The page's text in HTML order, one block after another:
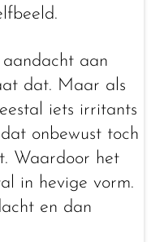
aan
dat. Maar als
iets irritants
onbewust toch
Waardoor het
in hevige vorm.
en dan